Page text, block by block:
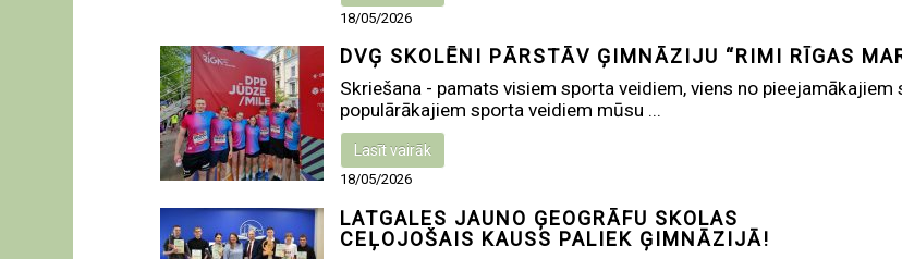
18/05/2026
DVĢ SKOLĒNI PĀRSTĀV ĢIMNĀZIJU “RIMI RĪGAS
Skriešana - pamats visiem sporta veidiem, viens no pieejamākajiem
populārākajiem sporta veidiem mūsu ...
Lasīt vairāk
18/05/2026
LATGALES JAUNO ĢEOGRĀFU SKOLAS
CEĻOJOŠAIS KAUSS PALIEK ĢIMNĀZIJĀ!